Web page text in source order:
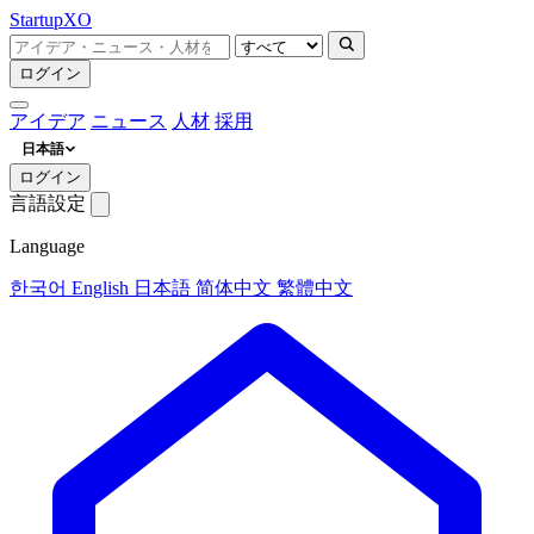
StartupXO
ログイン
アイデア ニュース 人材 採用
日本語
ログイン
言語設定
Language
한국어 English 日本語 简体中文 繁體中文